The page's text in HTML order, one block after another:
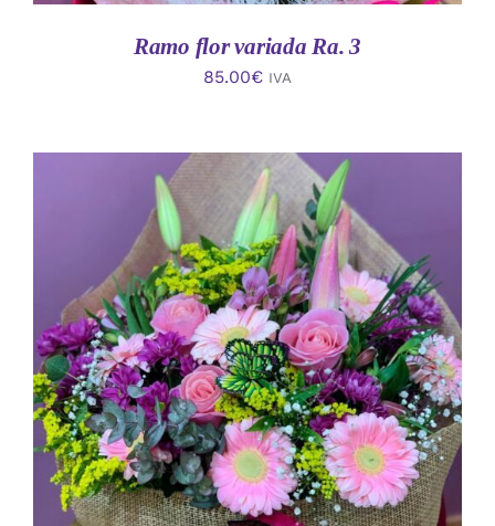
Ramo flor variada Ra. 3
85.00€ IVA
AÑADIR AL CARRITO
/
DETALLES